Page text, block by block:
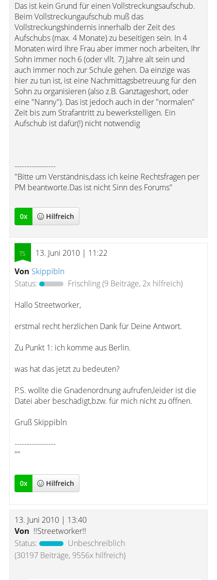
Das ist kein Grund für einen Vollstreckungsaufschub.
Beim Vollstreckungaufschub muß das
Vollstreckungshindernis innerhalb der Zeit des
Aufschubs (max. 4 Monate) zu beseitigen sein. In 4
Monaten wird Ihre Frau aber immer noch arbeiten, Ihr
Sohn immer noch 6 (oder vllt. 7) Jahre alt sein und
auch immer noch zur Schule gehen. Da einzige was
hier zu tun ist, ist eine Nachmittagsbetreuung für den
Sohn zu organisieren (also z.B. Ganztageshort, oder
eine "Nanny"). Das ist jedoch auch in der "normalen"
Zeit bis zum Strafantritt zu bewerkstelligen. Ein
Aufschub ist dafür(!) nicht notwendig
-----------------
"Bitte um Verständnis,dass ich keine Rechtsfragen per
PM beantworte.Das ist nicht Sinn des Forums"
0x Hilfreich
13. Juni 2010 | 11:22
Von Skippibln
Status:
Frischling(9 Beiträge, 2x hilfreich)
Hallo Streetworker,
erstmal recht herzlichen Dank für Deine Antwort.
Zu Punkt 1: ich komme aus Berlin.
was hat das jetzt zu bedeuten?
P.S. wollte die Gnadenordnung aufrufen,leider ist die
Datei aber beschädigt,bzw. für mich nicht zu öffnen.
Gruß Skippibln
-----------------
""
0x Hilfreich
13. Juni 2010 | 13:40
Von !!Streetworker!!
Status:
Unbeschreiblich
(30197 Beiträge, 9556x hilfreich)